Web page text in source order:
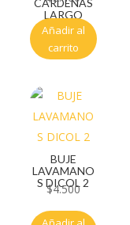
LARGO
Añadir al
carrito
BUJE
LAVAMANO
S DICOL 2
$4.500